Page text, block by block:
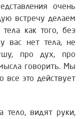
очень
встречу делаем
как того, без
вас нет тела, не
про дух, про
говорить. Мы
все это действует
видят руки,